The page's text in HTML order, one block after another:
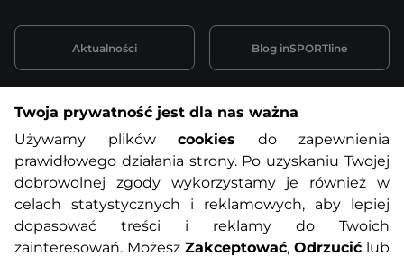
Informacje o zakupach
O nas Regulamin sklepu
Polityka prywatności Koszty przesyłek
Aktualności Blog inSPORTline
Twoja prywatność jest dla nas ważna
Używamy plików cookies do zapewnienia
prawidłowego działania strony. Po uzyskaniu Twojej
dobrowolnej zgody wykorzystamy je również w
celach statystycznych i reklamowych, aby lepiej
dopasować treści i reklamy do Twoich
zainteresowań. Możesz Zakceptować, Odrzucić lub